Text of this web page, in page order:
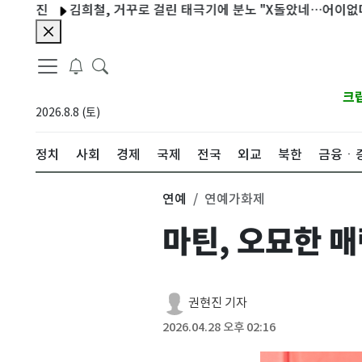
김희철, 거꾸로 걸린 태극기에 분노 "X돌았네…어이없다" '놀
2026.8.8 (토)
크
정치 사회 경제 국제 전국 외교 북한 금융ㆍ
연예 연예가화제
마틴, 오묘한
권현진 기자
2026.04.28 오후 02:16